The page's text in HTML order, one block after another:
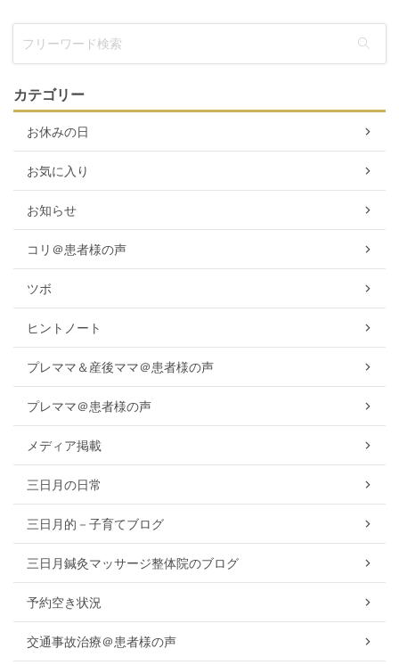
カテゴリー
お休みの日
お気に入り
お知らせ
コリ＠患者様の声
ツボ
ヒントノート
プレママ＆産後ママ＠患者様の声
プレママ＠患者様の声
メディア掲載
三日月の日常
三日月的－子育てブログ
三日月鍼灸マッサージ整体院のブログ
予約空き状況
交通事故治療＠患者様の声